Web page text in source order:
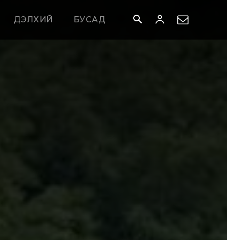
ДЭЛХИЙ БУСАД